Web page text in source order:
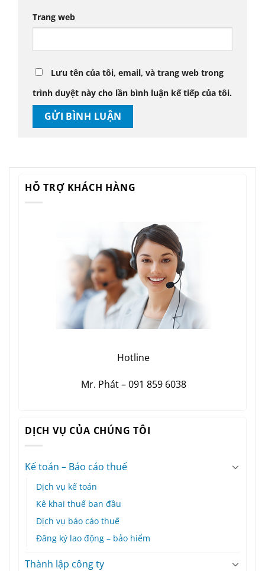
HỖ TRỢ KHÁCH HÀNG
Hotline
Mr. Phát – 091 859 6038
DỊCH VỤ CỦA CHÚNG TÔI
Kế toán – Báo cáo thuế
Dịch vụ kế toán
Kê khai thuế ban đầu
Dịch vụ báo cáo thuế
Đăng ký lao động – bảo hiểm
Thành lập công ty
Trang web
Lưu tên của tôi, email, và trang web trong
trình duyệt này cho lần bình luận kế tiếp của tôi.